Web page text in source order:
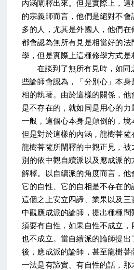
內涵闡釋出來。但是實際上，這
的宗義師而言，他們是絕對不會
多的人，尤其是外國人，他們在
都會認為無所有見是相當好的法
學，但是實際上這種修學方式是
在談到了無所有見時，如同
些論師會認為，「分別心」本身
相的執著。由於這樣的關係，他
是不存在的，就如同是用心的力
一般，這個心本身是顛倒的，境
但是對於這樣的內涵，龍樹菩薩
龍樹菩薩所闡釋的中觀正見，被
別的依中觀自續派以及應成派的
解釋。以自續派的角度而言，他
它的自性、它的自相是不存在的
這個之上安立四諦、業果以及三
中觀應成派的論師，提出種種問
須要有自性，如果自性不成立，
也不成立。當自續派的論師提出
後，應成派的論師，甚至龍樹菩
一法是有諦實、有自性的話，那